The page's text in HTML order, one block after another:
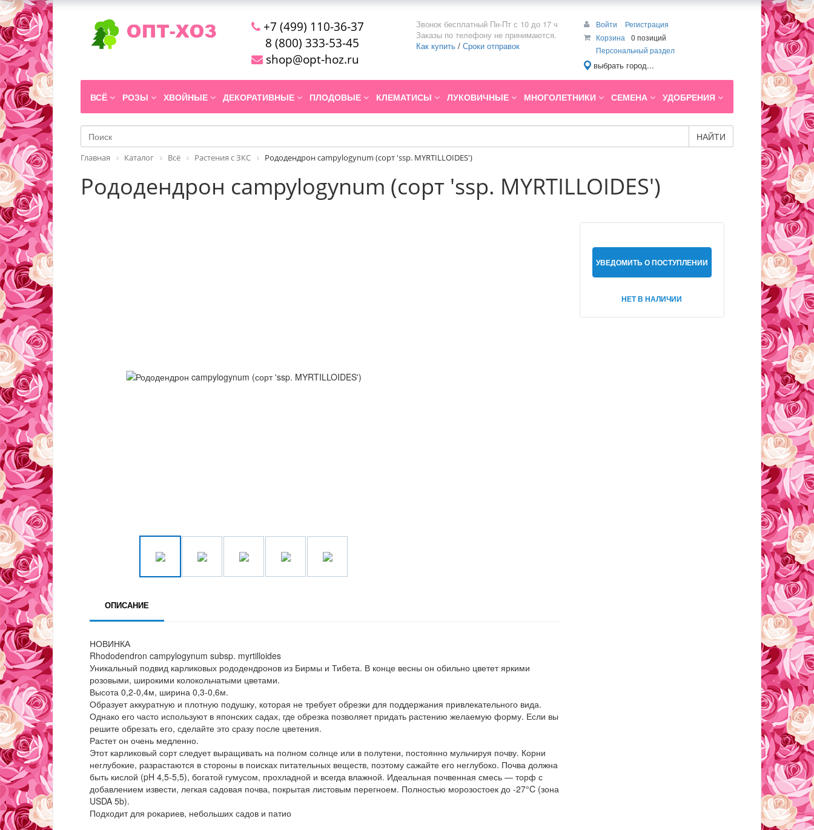
+7 (499) 110-36-37
8 (800) 333-53-45
shop@opt-hoz.ru
Звонок бесплатный Пн-Пт с 10 до 17 ч
Заказы по телефону не принимаются.
Как купить / Сроки отправок
Войти
Регистрация
Корзина
0 позиций
Персональный раздел
выбрать город...
ВСЁ РОЗЫ ХВОЙНЫЕ ДЕКОРАТИВНЫЕ ПЛОДОВЫЕ КЛЕМАТИСЫ ЛУКОВИЧНЫЕ МНОГОЛЕТНИКИ СЕМЕНА УДОБРЕНИЯ
НАЙТИ
Главная Каталог Всё Растения с ЗКС Рододендрон campylogynum (сорт 'ssp. MYRTILLOIDES')
Рододендрон campylogynum (сорт 'ssp. MYRTILLOIDES')
УВЕДОМИТЬ О ПОСТУПЛЕНИИ
НЕТ В НАЛИЧИИ
ОПИСАНИЕ
НОВИНКА
Rhododendron campylogynum subsp. myrtilloides
Уникальный подвид карликовых рододендронов из Бирмы и Тибета. В конце весны он обильно цветет яркими
розовыми, широкими колокольчатыми цветами.
Высота 0,2-0,4м, ширина 0,3-0,6м.
Образует аккуратную и плотную подушку, которая не требует обрезки для поддержания привлекательного вида.
Однако его часто используют в японских садах, где обрезка позволяет придать растению желаемую форму. Если вы
решите обрезать его, сделайте это сразу после цветения.
Растет он очень медленно.
Этот карликовый сорт следует выращивать на полном солнце или в полутени, постоянно мульчируя почву. Корни
неглубокие, разрастаются в стороны в поисках питательных веществ, поэтому сажайте его неглубоко. Почва должна
быть кислой (pH 4,5-5,5), богатой гумусом, прохладной и всегда влажной. Идеальная почвенная смесь — торф с
добавлением извести, легкая садовая почва, покрытая листовым перегноем. Полностью морозостоек до -27°C (зона
USDA 5b).
Подходит для рокариев, небольших садов и патио